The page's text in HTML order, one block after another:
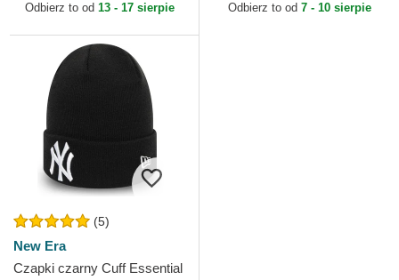
Odbierz to od 13 - 17 sierpie Odbierz to od 7 - 10 sierpie
(5)
New Era
Czapki czarny Cuff Essential